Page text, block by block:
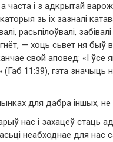
часта і з адкрытай
зь іх зазналі
расьпілоўвалі,
— хоць сьвет ня быў
свой аповед: «І ўсе
(Габ 11:39), гэта
для дабра іншых,
нас і захацеў стаць
неабходнае для нас